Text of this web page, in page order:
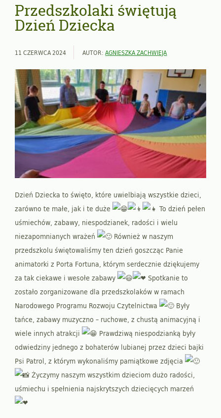
Przedszkolaki świętują
Dzień Dziecka
11 CZERWCA 2024 AUTOR:AGNIESZKA ZACHWIEJA
Dzień Dziecka to święto, które uwielbiają wszystkie dzieci,
zarówno te małe, jak i te duże
To dzień pełen
uśmiechów, zabawy, niespodzianek, radości i wielu
niezapomnianych wrażeń
Również w naszym
przedszkolu świętowaliśmy ten dzień goszcząc Panie
animatorki z Porta Fortuna, którym serdecznie dziękujemy
za tak ciekawe i wesołe zabawy
Spotkanie to
zostało zorganizowane dla przedszkolaków w ramach
Narodowego Programu Rozwoju Czytelnictwa
Były
tańce, zabawy muzyczno – ruchowe, z chustą animacyjną i
wiele innych atrakcji
Prawdziwą niespodzianką były
odwiedziny jednego z bohaterów lubianej przez dzieci bajki
Psi Patrol, z którym wykonaliśmy pamiątkowe zdjęcia
Życzymy naszym wszystkim dzieciom dużo radości,
uśmiechu i spełnienia najskrytszych dziecięcych marzeń